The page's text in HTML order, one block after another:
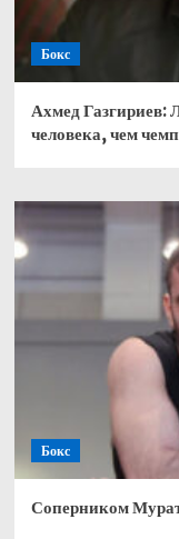
Бокс
Ахмед Газгириев:
человека, чем
Бокс
Соперником